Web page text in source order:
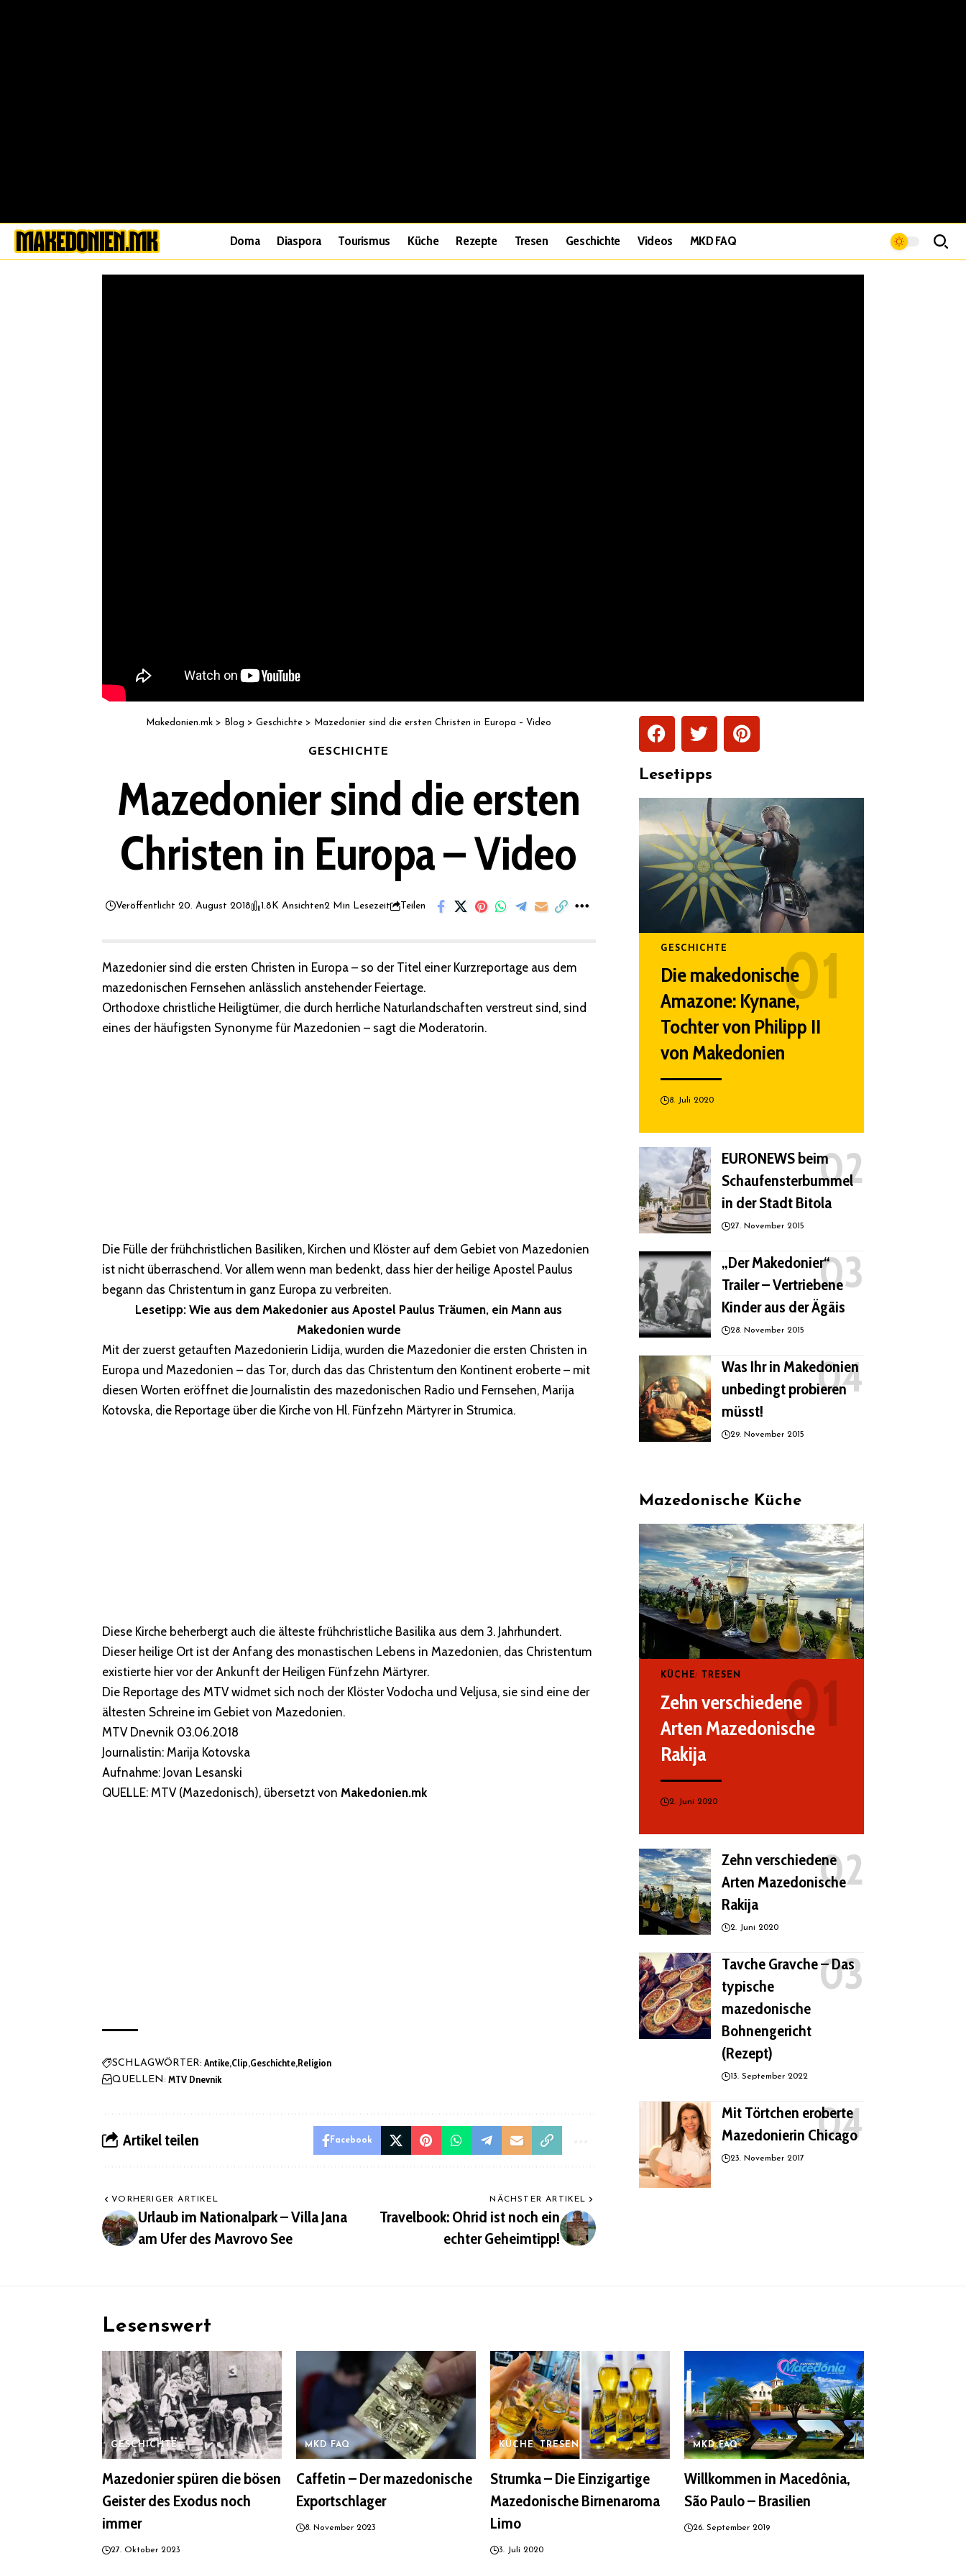
Doma Diaspora Tourismus Küche Rezepte Tresen Geschichte Videos MKD FAQ
Makedonien.mk > Blog >Geschichte > Mazedonier sind die ersten Christen in Europa – Video
GESCHICHTE
Mazedonier sind die ersten
Christen in Europa – Video
Veröffentlicht 20. August 2018 1.8K Ansichten2 Min Lesezeit Teilen
Mazedonier sind die ersten Christen in Europa – so der Titel einer Kurzreportage aus dem
mazedonischen Fernsehen anlässlich anstehender Feiertage.
Orthodoxe christliche Heiligtümer, die durch herrliche Naturlandschaften verstreut sind, sind
eines der häufigsten Synonyme für Mazedonien – sagt die Moderatorin.
Die Fülle der frühchristlichen Basiliken, Kirchen und Klöster auf dem Gebiet von Mazedonien
ist nicht überraschend. Vor allem wenn man bedenkt, dass hier der heilige Apostel Paulus
begann das Christentum in ganz Europa zu verbreiten.
Lesetipp:Wie aus dem Makedonier aus Apostel Paulus Träumen, ein Mann aus
Makedonien wurde
Mit der zuerst getauften Mazedonierin Lidija, wurden die Mazedonier die ersten Christen in
Europa und Mazedonien – das Tor, durch das das Christentum den Kontinent eroberte – mit
diesen Worten eröffnet die Journalistin des mazedonischen Radio und Fernsehen, Marija
Kotovska, die Reportage über die Kirche von Hl. Fünfzehn Märtyrer in Strumica.
Diese Kirche beherbergt auch die älteste frühchristliche Basilika aus dem 3. Jahrhundert.
Dieser heilige Ort ist der Anfang des monastischen Lebens in Mazedonien, das Christentum
existierte hier vor der Ankunft der Heiligen Fünfzehn Märtyrer.
Die Reportage des MTV widmet sich noch der Klöster Vodocha und Veljusa, sie sind eine der
ältesten Schreine im Gebiet von Mazedonien.
MTV Dnevnik 03.06.2018
Journalistin: Marija Kotovska
Aufnahme: Jovan Lesanski
QUELLE: MTV (Mazedonisch), übersetzt von Makedonien.mk
SCHLAGWÖRTER: Antike Clip Geschichte Religion
QUELLEN: MTV Dnevnik
Artikel teilen Facebook
VORHERIGER ARTIKEL
Urlaub im Nationalpark – Villa Jana
am Ufer des Mavrovo See
NÄCHSTER ARTIKEL
Travelbook: Ohrid ist noch ein
echter Geheimtipp!
Lesetipps
GESCHICHTE
Die makedonische
Amazone: Kynane,
Tochter von Philipp II
von Makedonien
8. Juli 2020
EURONEWS beim
Schaufensterbummel
in der Stadt Bitola
27. November 2015
„Der Makedonier“
Trailer – Vertriebene
Kinder aus der Ägäis
28. November 2015
Was Ihr in Makedonien
unbedingt probieren
müsst!
29. November 2015
Mazedonische Küche
KÜCHE TRESEN
Zehn verschiedene
Arten Mazedonische
Rakija
2. Juni 2020
Zehn verschiedene
Arten Mazedonische
Rakija
2. Juni 2020
Tavche Gravche – Das
typische
mazedonische
Bohnengericht
(Rezept)
13. September 2022
Mit Törtchen eroberte
Mazedonierin Chicago
23. November 2017
Lesenswert
GESCHICHTE
Mazedonier spüren die bösen
Geister des Exodus noch
immer
27. Oktober 2023
MKD FAQ
Caffetin – Der mazedonische
Exportschlager
8. November 2023
KÜCHE TRESEN
Strumka – Die Einzigartige
Mazedonische Birnenaroma
Limo
3. Juli 2020
MKD FAQ
Willkommen in Macedônia,
São Paulo – Brasilien
26. September 2019